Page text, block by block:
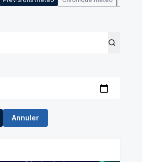
Annuler